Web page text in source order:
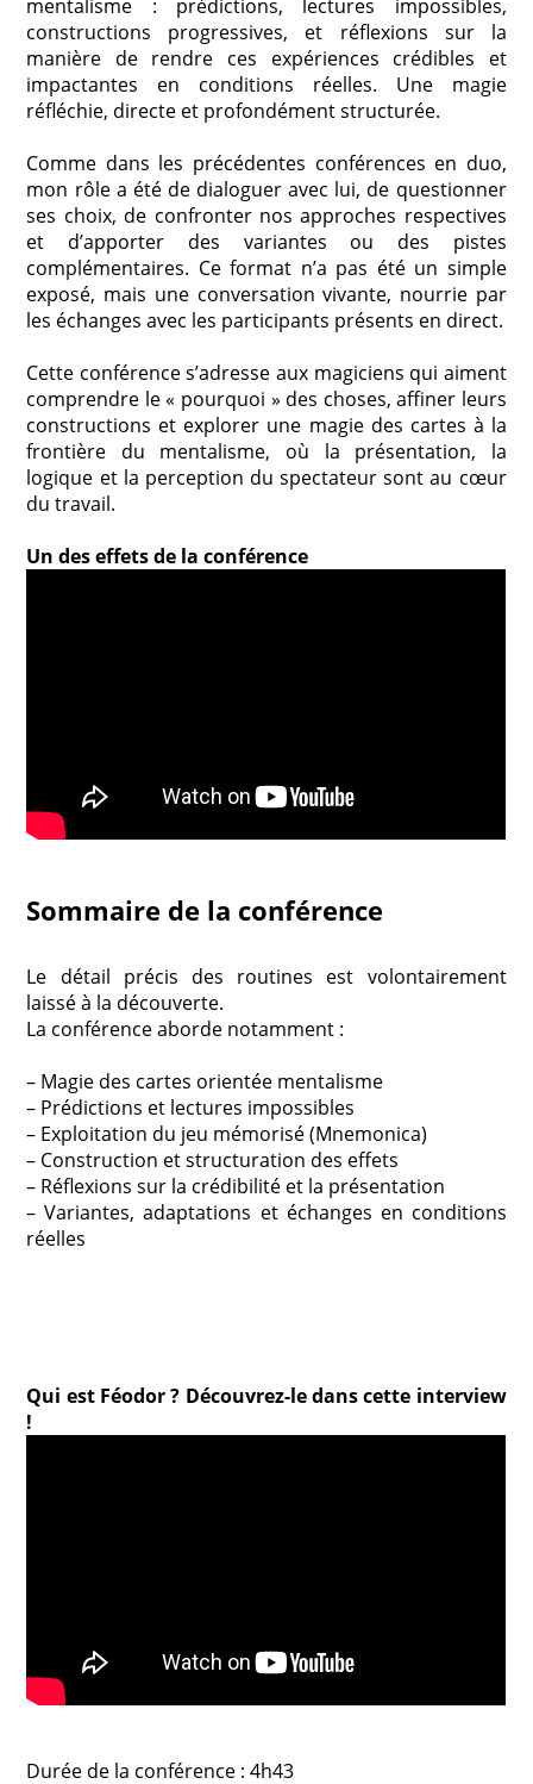
mentalisme : prédictions, lectures impossibles,
constructions progressives, et réflexions sur la
manière de rendre ces expériences crédibles et
impactantes en conditions réelles. Une magie
réfléchie, directe et profondément structurée.
Comme dans les précédentes conférences en duo,
mon rôle a été de dialoguer avec lui, de questionner
ses choix, de confronter nos approches respectives
et d’apporter des variantes ou des pistes
complémentaires. Ce format n’a pas été un simple
exposé, mais une conversation vivante, nourrie par
les échanges avec les participants présents en direct.
Cette conférence s’adresse aux magiciens qui aiment
comprendre le « pourquoi » des choses, affiner leurs
constructions et explorer une magie des cartes à la
frontière du mentalisme, où la présentation, la
logique et la perception du spectateur sont au cœur
du travail.
Un des effets de la conférence
Sommaire de la conférence
Le détail précis des routines est volontairement
laissé à la découverte.
La conférence aborde notamment :
– Magie des cartes orientée mentalisme
– Prédictions et lectures impossibles
– Exploitation du jeu mémorisé (Mnemonica)
– Construction et structuration des effets
– Réflexions sur la crédibilité et la présentation
– Variantes, adaptations et échanges en conditions
réelles
Qui est Féodor ? Découvrez-le dans cette interview
!
Durée de la conférence : 4h43